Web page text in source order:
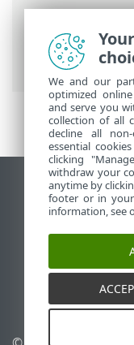
명령과 함께
석용 샘플 전송
데스크톱 사이
End of Life
ESET 지식 베이
ESET Status
국가별 지원
We and our
optimized
and serve you
collection of all
decline all
essential
clicking
withdraw your
anytime by
footer or in
information, see